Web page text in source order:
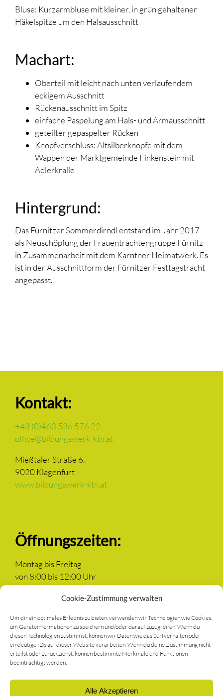
Cookie-Zustimmung verwalten
Um dir ein optimales Erlebnis zu bieten, verwenden wir Technologien wie Cookies,
um Geräteinformationen zu speichern und/oder darauf zuzugreifen. Wenn du
diesen Technologien zustimmst, können wir Daten wie das Surfverhalten oder
eindeutige IDs auf dieser Website verarbeiten. Wenn du deine Zustimmung nicht
erteilst oder zurückziehst, können bestimmte Merkmale und Funktionen
beeinträchtigt werden.
Alle Akzeptieren
Bluse: Kurzarmbluse mit kleiner, in grün gehaltener
Häkelspitze um den Halsausschnitt
Machart:
Oberteil mit leicht nach unten verlaufendem
eckigem Ausschnitt
Rückenausschnitt im Spitz
einfache Paspelung am Hals- und Armausschnitt
geteilter gepaspelter Rücken
Knopfverschluss: Altsilberknöpfe mit dem
Wappen der Marktgemeinde Finkenstein mit
Adlerkralle
Hintergrund:
Das Fürnitzer Sommerdirndl entstand im Jahr 2017
als Neuschöpfung der Frauentrachtengruppe Fürnitz
in Zusammenarbeit mit dem Kärntner Heimatwerk. Es
ist in der Ausschnittform der Fürnitzer Festtagstracht
angepasst.
Kontakt:
+43 (0)463 536 576 22
office@bildungswerk-ktn.at
Mießtaler Straße 6.
9020 Klagenfurt
www.bildungswerk-ktn.at
Öffnungszeiten:
Montag bis Freitag
von 8:00 bis 12:00 Uhr
Newsletter anmelden